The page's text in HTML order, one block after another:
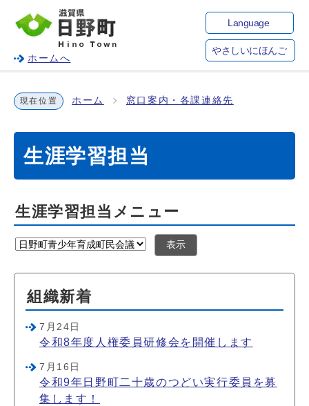
ホームへ
Language
やさしいにほんご
現在位置 ホーム 窓口案内・各課連絡先
生涯学習担当
生涯学習担当メニュー
表示
組織新着
7月24日
令和8年度人権委員研修会を開催します
7月16日
令和9年日野町二十歳のつどい実行委員を募
集します！